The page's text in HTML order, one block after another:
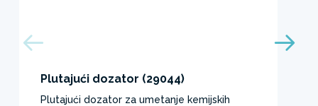
Plutajući dozator (29044)
Plutajući dozator za umetanje kemijskih